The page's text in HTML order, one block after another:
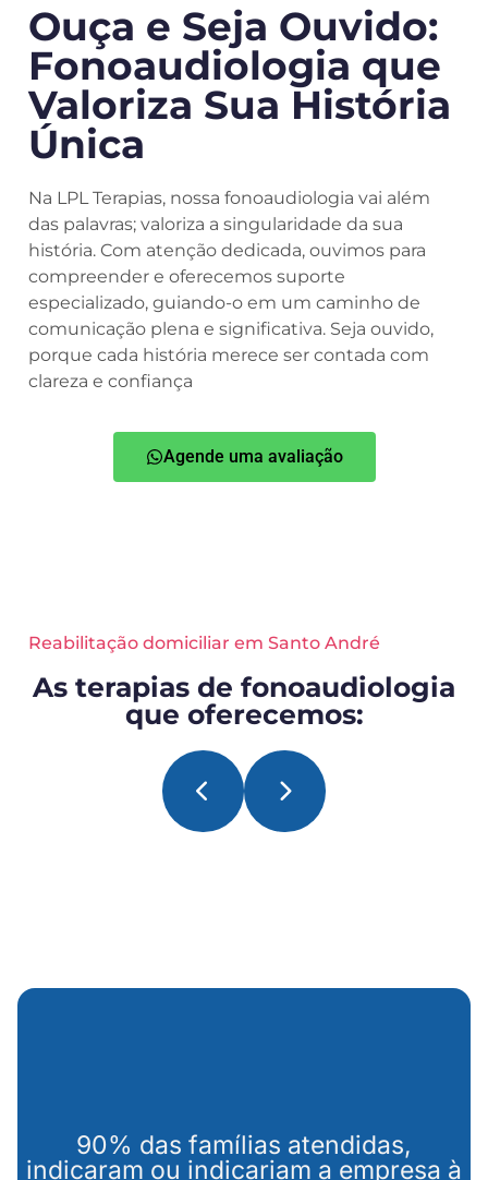
Ouça e Seja Ouvido:
Fonoaudiologia que
Valoriza Sua História
Única
Na LPL Terapias, nossa fonoaudiologia vai além
das palavras; valoriza a singularidade da sua
história. Com atenção dedicada, ouvimos para
compreender e oferecemos suporte
especializado, guiando-o em um caminho de
comunicação plena e significativa. Seja ouvido,
porque cada história merece ser contada com
clareza e confiança
Agende uma avaliação
Reabilitação domiciliar em Santo André
As terapias de fonoaudiologia
que oferecemos:
90% das famílias atendidas,
indicaram ou indicariam a empresa à